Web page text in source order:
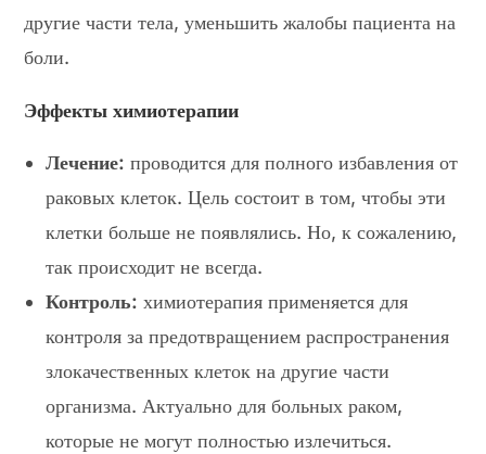
другие части тела, уменьшить жалобы пациента на
боли.
Эффекты химиотерапии
Лечение: проводится для полного избавления от
раковых клеток. Цель состоит в том, чтобы эти
клетки больше не появлялись. Но, к сожалению,
так происходит не всегда.
Контроль: химиотерапия применяется для
контроля за предотвращением распространения
злокачественных клеток на другие части
организма. Актуально для больных раком,
которые не могут полностью излечиться.